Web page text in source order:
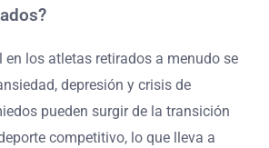
en los atletas retirados a menudo se
depresión y crisis de
pueden surgir de la transición
competitivo, lo que lleva a